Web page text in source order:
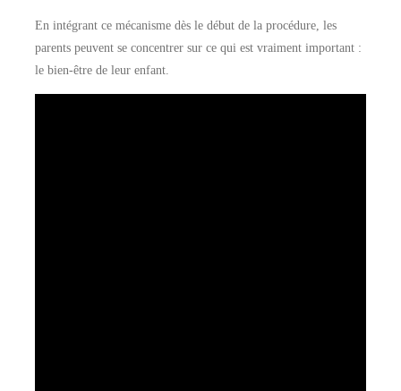
En intégrant ce mécanisme dès le début de la procédure, les
parents peuvent se concentrer sur ce qui est vraiment important :
le bien-être de leur enfant.